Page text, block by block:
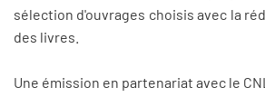
sélection d'ouvrages choisis avec la
des livres.
Une émission en partenariat avec le CNL.